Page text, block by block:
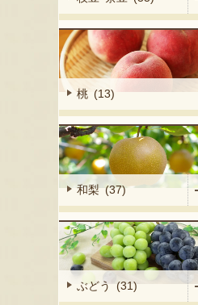
桃 (13)
和梨 (37)
ぶどう (31)